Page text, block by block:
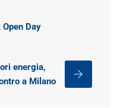
Day
energia,
a Milano